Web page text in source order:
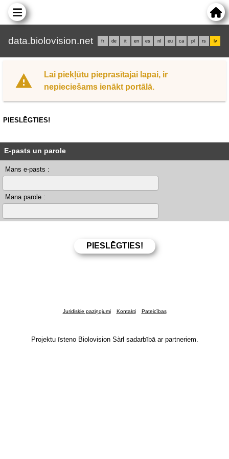
data.biolovision.net fr de it en es nl eu ca pl rs lv
Lai piekļūtu pieprasītajai lapai, ir
nepieciešams ienākt portālā.
PIESLĒGTIES!
E-pasts un parole
Mans e-pasts :
Mana parole :
Juridiskie paziņojumi Kontakti Pateicības
Projektu īsteno Biolovision Sàrl sadarbībā ar partneriem.